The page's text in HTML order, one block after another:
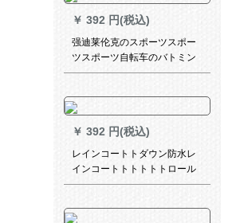
￥ 392 円(税込)
强迪莱伦克のスポーツスポー
ツスポーツ自転车のバトミン
トン自転车の男女屋外大人の
行大帽子のひさちゃんレーン
コトレー児童学生ファンシー
骑行ポン白XL
￥ 392 円(税込)
レインコートトダウン防水レ
インコートトトトトトロール
アール服XLレインレース